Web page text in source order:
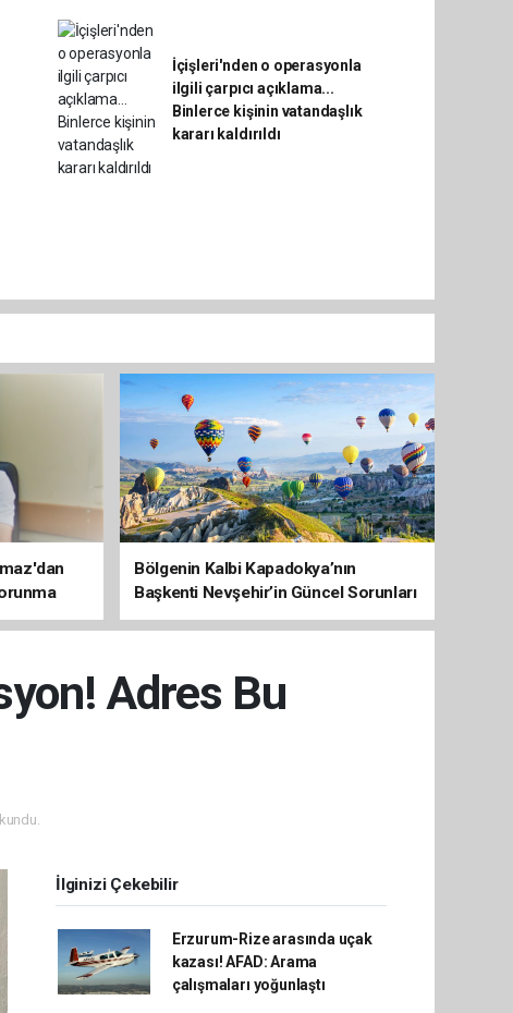
İçişleri'nden o operasyonla
ilgili çarpıcı açıklama...
Binlerce kişinin vatandaşlık
kararı kaldırıldı
Bölgenin Kalbi Kapadokya’nın
Başkenti Nevşehir’in Güncel Sorunları
ve Çözüm Haritası
Adres Bu
İlginizi Çekebilir
Erzurum-Rize arasında uçak
kazası! AFAD: Arama
çalışmaları yoğunlaştı